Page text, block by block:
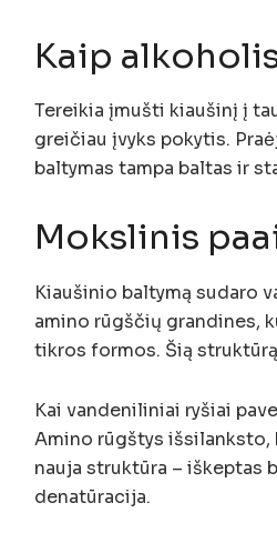
Kaip
Tereikia įmušti kiaušinį į
greičiau įvyks pokytis.
baltymas tampa baltas ir
Mokslinis
Kiaušinio baltymą sudaro
amino rūgščių grandines,
tikros formos. Šią
Kai vandeniliniai ryšiai
Amino rūgštys išsilanksto,
nauja struktūra – iškeptas
denatūracija.